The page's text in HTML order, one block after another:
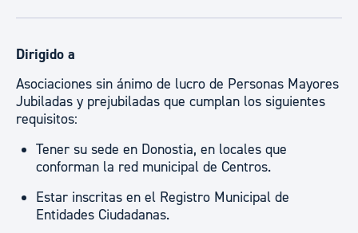
Dirigido a
Asociaciones sin ánimo de lucro de Personas Mayores
Jubiladas y prejubiladas que cumplan los siguientes
requisitos:
Tener su sede en Donostia, en locales que
conforman la red municipal de Centros.
Estar inscritas en el Registro Municipal de
Entidades Ciudadanas.